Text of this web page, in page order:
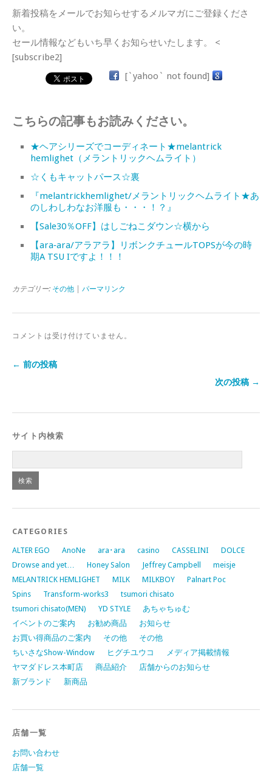
新着投稿をメールでお知らせするメルマガにご登録くださ
い。
セール情報などもいち早くお知らせいたします。 <
[subscribe2]
[`yahoo` not found]
こちらの記事もお読みください。
★ヘアシリーズでコーディネート★melantrick
hemlighet（メラントリックヘムライト）
☆くもキャットパース☆裏
『melantrickhemlighet/メラントリックヘムライト★あ
のしわしわなお洋服も・・・！？』
【Sale30％OFF】はしごねこダウン☆横から
【ara‐ara/アラアラ】リボンクチュールTOPSが今の時
期A TSU Iですよ！！！
カテゴリー: その他 パーマリンク
コメントは受け付けていません。
← 前の投稿
次の投稿 →
サイト内検索
CATEGORIES
ALTER EGO AnoNe ara･ara casino CASSELINI
DOLCE
Drowse and yet…
Honey Salon Jeffrey Campbell
meisje
MELANTRICK HEMLIGHET
MILK MILKBOY
Palnart Poc
Spins
Transform-works3
tsumori chisato
tsumori chisato(MEN)
YD STYLE
あちゃちゅむ
イベントのご案内
お勧め商品
お知らせ
お買い得商品のご案内
その他
その他
ちいさなShow-Window
ヒグチユウコ
メディア掲載情報
ヤマダドレス本町店
商品紹介
店舗からのお知らせ
新ブランド
新商品
店舗一覧
お問い合わせ
店舗一覧